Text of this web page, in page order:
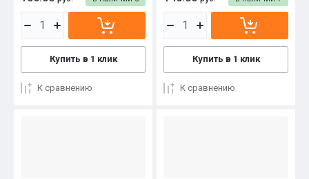
Купить в 1 клик
К сравнению
Купить в 1 клик
К сравнению